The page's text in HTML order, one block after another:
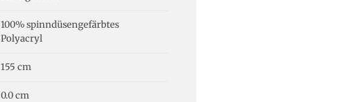
100% spinndüsengefärbtes
Polyacryl
155 cm
0.0 cm